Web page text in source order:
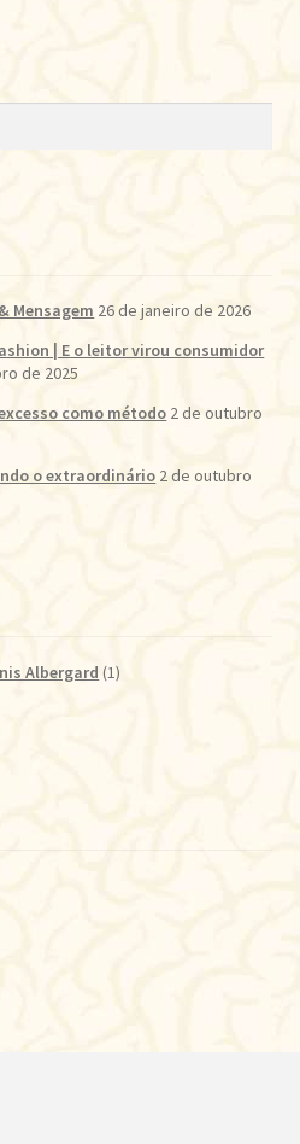
Mensagem 26 de janeiro de 2026
| E o leitor virou consumidor
de 2025
como método 2 de outubro
o extraordinário 2 de outubro
Albergard (1)